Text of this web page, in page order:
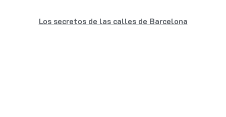
Los secretos de las calles de Barcelona